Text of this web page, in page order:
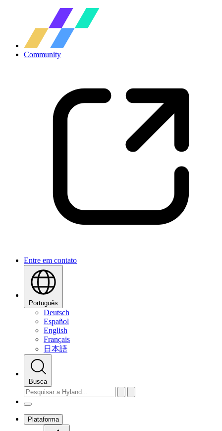
Community
Entre em contato
Português
Deutsch
Español
English
Français
日本語
Busca
Plataforma